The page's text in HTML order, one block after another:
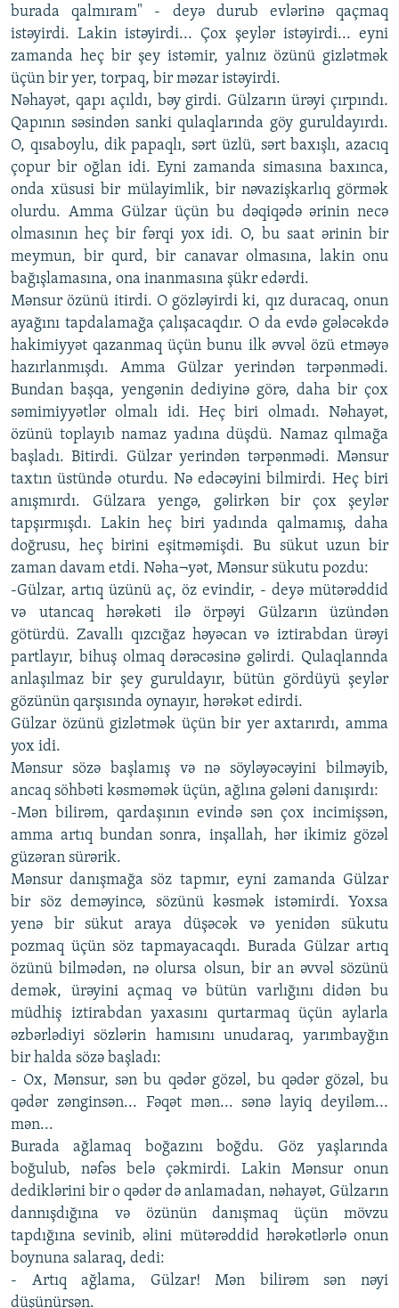
burada qalmıram" - deyə durub evlərinə qaçmaq
istəyirdi. Lakin istəyirdi... Çox şeylər istəyirdi... eyni
zamanda heç bir şey istəmir, yalnız özünü gizlətmək
üçün bir yer, torpaq, bir məzar istəyirdi.
Nəhayət, qapı açıldı, bəy girdi. Gülzarın ürəyi çırpındı.
Qapının səsindən sanki qulaqlarında göy guruldayırdı.
O, qısaboylu, dik papaqlı, sərt üzlü, sərt baxışlı, azacıq
çopur bir oğlan idi. Eyni zamanda simasına baxınca,
onda xüsusi bir mülayimlik, bir nəvazişkarlıq görmək
olurdu. Amma Gülzar üçün bu dəqiqədə ərinin necə
olmasının heç bir fərqi yox idi. O, bu saat ərinin bir
meymun, bir qurd, bir canavar olmasına, lakin onu
bağışlamasına, ona inanmasına şükr edərdi.
Mənsur özünü itirdi. O gözləyirdi ki, qız duracaq, onun
ayağını tapdalamağa çalışacaqdır. O da evdə gələcəkdə
hakimiyyət qazanmaq üçün bunu ilk əvvəl özü etməyə
hazırlanmışdı. Amma Gülzar yerindən tərpənmədi.
Bundan başqa, yengənin dediyinə görə, daha bir çox
səmimiyyətlər olmalı idi. Heç biri olmadı. Nəhayət,
özünü toplayıb namaz yadına düşdü. Namaz qılmağa
başladı. Bitirdi. Gülzar yerindən tərpənmədi. Mənsur
taxtın üstündə oturdu. Nə edəcəyini bilmirdi. Heç biri
anışmırdı. Gülzara yengə, gəlirkən bir çox şeylər
tapşırmışdı. Lakin heç biri yadında qalmamış, daha
doğrusu, heç birini eşitməmişdi. Bu sükut uzun bir
zaman davam etdi. Nəha¬yət, Mənsur sükutu pozdu:
-Gülzar, artıq üzünü aç, öz evindir, - deyə mütərəddid
və utancaq hərəkəti ilə örpəyi Gülzarın üzündən
götürdü. Zavallı qızcığaz həyəcan və iztirabdan ürəyi
partlayır, bihuş olmaq dərəcəsinə gəlirdi. Qulaqlannda
anlaşılmaz bir şey guruldayır, bütün gördüyü şeylər
gözünün qarşısında oynayır, hərəkət edirdi.
Gülzar özünü gizlətmək üçün bir yer axtarırdı, amma
yox idi.
Mənsur sözə başlamış və nə söyləyəcəyini bilməyib,
ancaq söhbəti kəsməmək üçün, ağlına gələni danışırdı:
-Mən bilirəm, qardaşının evində sən çox incimişsən,
amma artıq bundan sonra, inşallah, hər ikimiz gözəl
güzəran sürərik.
Mənsur danışmağa söz tapmır, eyni zamanda Gülzar
bir söz deməyincə, sözünü kəsmək istəmirdi. Yoxsa
yenə bir sükut araya düşəcək və yenidən sükutu
pozmaq üçün söz tapmayacaqdı. Burada Gülzar artıq
özünü bilmədən, nə olursa olsun, bir an əvvəl sözünü
demək, ürəyini açmaq və bütün varlığını didən bu
müdhiş iztirabdan yaxasını qurtarmaq üçün aylarla
əzbərlədiyi sözlərin hamısını unudaraq, yarımbayğın
bir halda sözə başladı:
- Ox, Mənsur, sən bu qədər gözəl, bu qədər gözəl, bu
qədər zənginsən... Fəqət mən... sənə layiq deyiləm...
mən...
Burada ağlamaq boğazını boğdu. Göz yaşlarında
boğulub, nəfəs belə çəkmirdi. Lakin Mənsur onun
dediklərini bir o qədər də anlamadan, nəhayət, Gülzarın
dannışdığına və özünün danışmaq üçün mövzu
tapdığına sevinib, əlini mütərəddid hərəkətlərlə onun
boynuna salaraq, dedi:
- Artıq ağlama, Gülzar! Mən bilirəm sən nəyi
düşünürsən.